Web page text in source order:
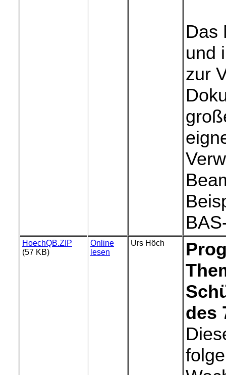
Das
und
zur
HoechQB.ZIP
(57 KB)
Online
lesen
Urs Höch
des